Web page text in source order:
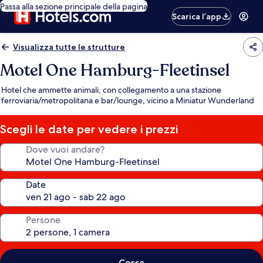
Passa alla sezione principale della pagina
Scarica l’app
Visualizza tutte le strutture
Motel One Hamburg-Fleetinsel
Hotel che ammette animali, con collegamento a una stazione
ferroviaria/metropolitana e bar/lounge, vicino a Miniatur Wunderland
Scegli le date per vedere i prezzi
Dove vuoi andare?
Date
Persone